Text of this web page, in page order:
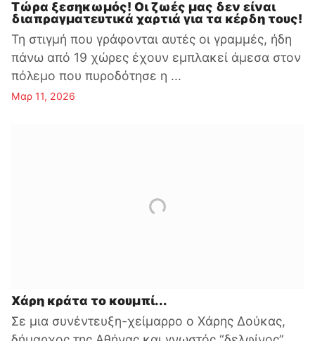
Τώρα ξεσηκωμός! Οι ζωές μας δεν είναι
διαπραγματευτικά χαρτιά για τα κέρδη τους!
Τη στιγμή που γράφονται αυτές οι γραμμές, ήδη
πάνω από 19 χώρες έχουν εμπλακεί άμεσα στον
πόλεμο που πυροδότησε η ...
Μαρ 11, 2026
Χάρη κράτα το κουμπί...
Σε μια συνέντευξη-χείμαρρο ο Χάρης Δούκας,